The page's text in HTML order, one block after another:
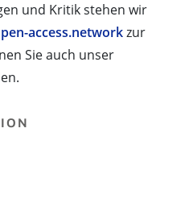
und Kritik stehen wir
access.networkzur
Sie auch unser